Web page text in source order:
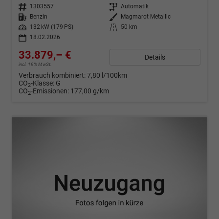
Fahrzeugnr. 1303557 Getriebe Automatik
Kraftstoff
Benzin Außenfarbe
Magmarot Metallic
Leistung
132 kW (179 PS) Kilometerstand
50 km
18.02.2026
33.879,– €
incl. 19% MwSt.
Details
Verbrauch kombiniert:7,80 l/100km
CO2-Klasse: G
CO2-Emissionen: 177,00 g/km